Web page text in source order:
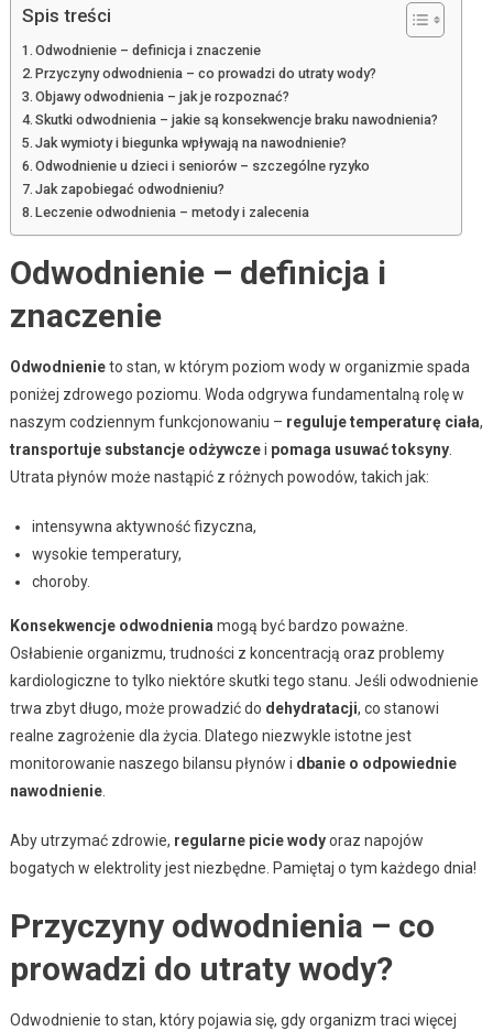
Spis treści
Odwodnienie – definicja i znaczenie
Przyczyny odwodnienia – co prowadzi do utraty wody?
Objawy odwodnienia – jak je rozpoznać?
Skutki odwodnienia – jakie są konsekwencje braku nawodnienia?
Jak wymioty i biegunka wpływają na nawodnienie?
Odwodnienie u dzieci i seniorów – szczególne ryzyko
Jak zapobiegać odwodnieniu?
Leczenie odwodnienia – metody i zalecenia
Odwodnienie – definicja i
znaczenie
Odwodnienieto stan, w którym poziom wody w organizmie spada
poniżej zdrowego poziomu. Woda odgrywa fundamentalną rolę w
naszym codziennym funkcjonowaniu – reguluje temperaturę ciała,
transportuje substancje odżywczei pomaga usuwać toksyny.
Utrata płynów może nastąpić z różnych powodów, takich jak:
intensywna aktywność fizyczna,
wysokie temperatury,
choroby.
Konsekwencje odwodnienia mogą być bardzo poważne.
Osłabienie organizmu, trudności z koncentracją oraz problemy
kardiologiczne to tylko niektóre skutki tego stanu. Jeśli odwodnienie
trwa zbyt długo, może prowadzić do dehydratacji, co stanowi
realne zagrożenie dla życia. Dlatego niezwykle istotne jest
monitorowanie naszego bilansu płynów i dbanie o odpowiednie
nawodnienie.
Aby utrzymać zdrowie, regularne picie wodyoraz napojów
bogatych w elektrolity jest niezbędne. Pamiętaj o tym każdego dnia!
Przyczyny odwodnienia – co
prowadzi do utraty wody?
Odwodnienie to stan, który pojawia się, gdy organizm traci więcej